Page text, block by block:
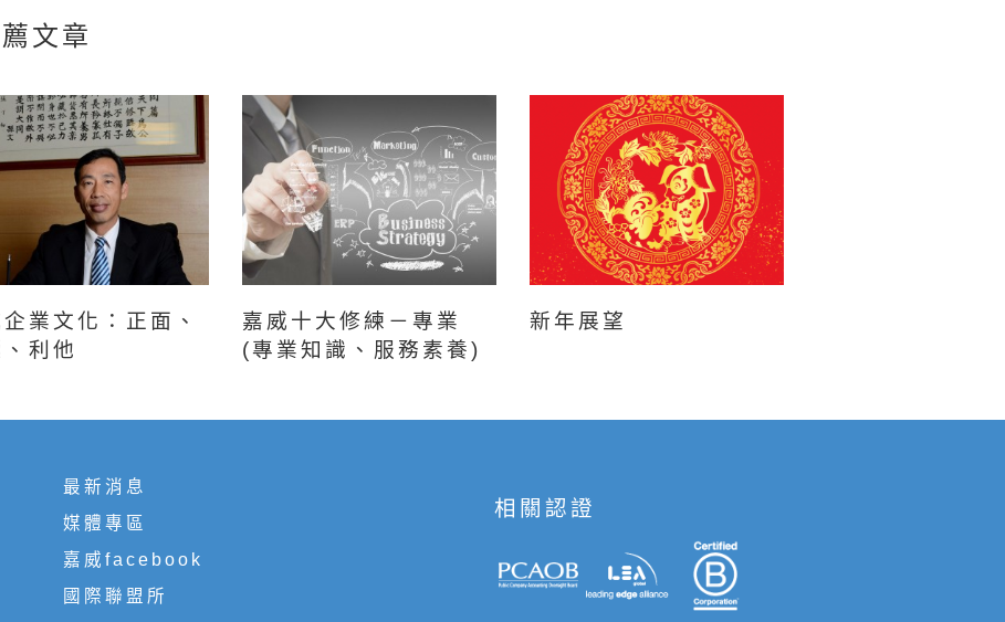
文章
業文化：正面、
利他
嘉威十大修練－專業
(專業知識、服務素養)
新年展望
最新消息
媒體專區
嘉威facebook
國際聯盟所
相關認證